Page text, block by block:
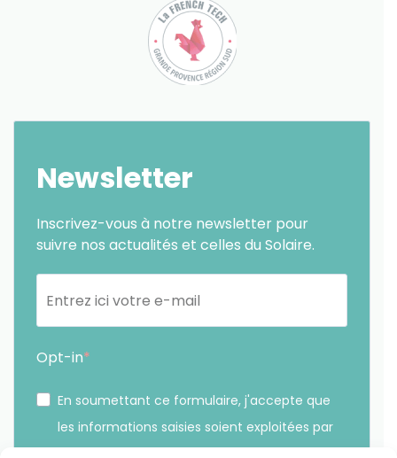
Newsletter
Inscrivez-vous à notre newsletter pour
suivre nos actualités et celles du Solaire.
Opt-in
En soumettant ce formulaire, j'accepte que
les informations saisies soient exploitées par